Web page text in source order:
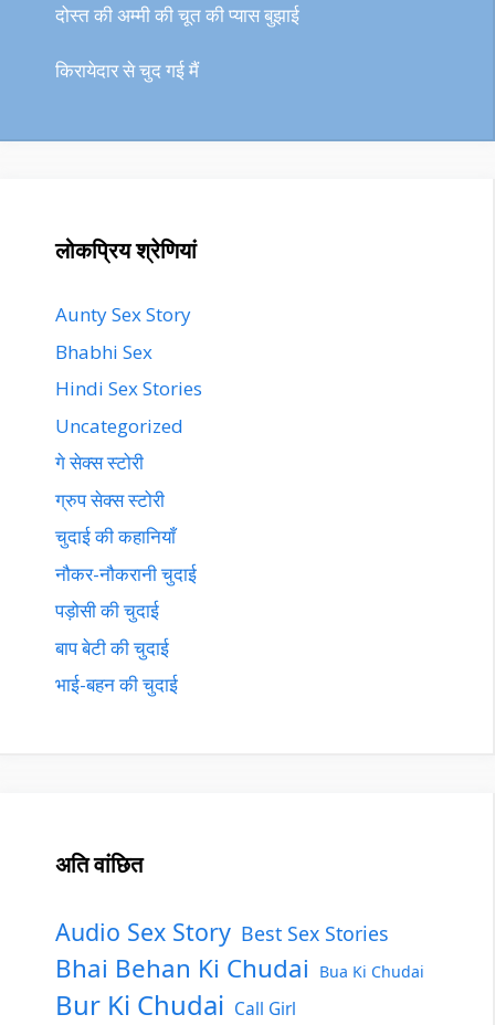
दोस्त की अम्मी की चूत की प्यास बुझाई
किरायेदार से चुद गई मैं
लोकप्रिय श्रेणियां
Aunty Sex Story
Bhabhi Sex
Hindi Sex Stories
Uncategorized
गे सेक्स स्टोरी
ग्रुप सेक्स स्टोरी
चुदाई की कहानियाँ
नौकर-नौकरानी चुदाई
पड़ोसी की चुदाई
बाप बेटी की चुदाई
भाई-बहन की चुदाई
अति वांछित
Audio Sex Story Best Sex Stories
Bhai Behan Ki Chudai Bua Ki Chudai
Bur Ki Chudai Call Girl